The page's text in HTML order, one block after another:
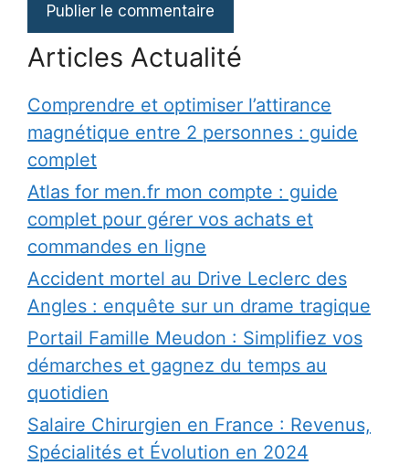
Articles Actualité
Comprendre et optimiser l’attirance
magnétique entre 2 personnes : guide
complet
Atlas for men.fr mon compte : guide
complet pour gérer vos achats et
commandes en ligne
Accident mortel au Drive Leclerc des
Angles : enquête sur un drame tragique
Portail Famille Meudon : Simplifiez vos
démarches et gagnez du temps au
quotidien
Salaire Chirurgien en France : Revenus,
Spécialités et Évolution en 2024